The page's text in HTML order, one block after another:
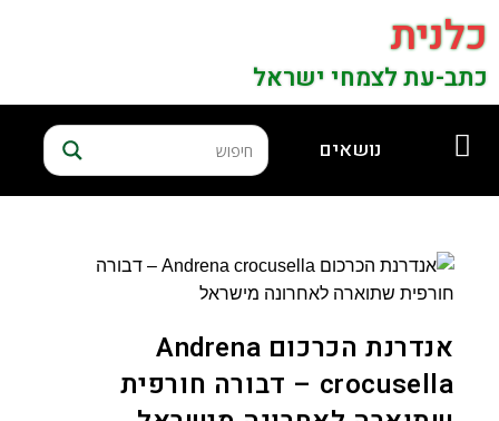
כלנית
כתב-עת לצמחי ישראל
נושאים
אנדרנת הכרכום Andrena
crocusella – דבורה חורפית